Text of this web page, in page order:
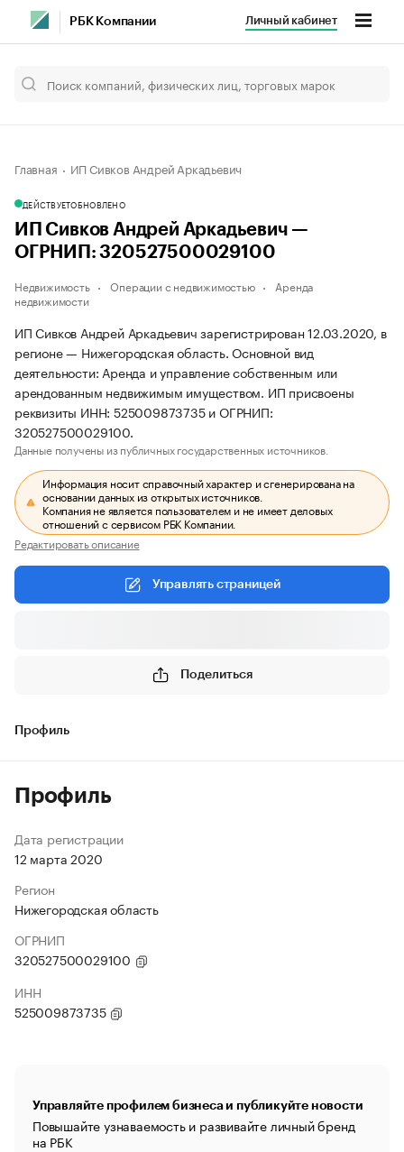
РБК Компании Личный кабинет
Главная ИП Сивков Андрей Аркадьевич
ДЕЙСТВУЕТОБНОВЛЕНО
ИП Сивков Андрей Аркадьевич —
ОГРНИП: 320527500029100
Недвижимость Операции с недвижимостью
Аренда
недвижимости
ИП Сивков Андрей Аркадьевич зарегистрирован 12.03.2020, в
регионе — Нижегородская область. Основной вид
деятельности: Аренда и управление собственным или
арендованным недвижимым имуществом. ИП присвоены
реквизиты ИНН: 525009873735 и ОГРНИП:
320527500029100.
Данные получены из публичных государственных источников.
Информация носит справочный характер и сгенерирована на
основании данных из открытых источников.
Компания не является пользователем и не имеет деловых
отношений с сервисом РБК Компании.
Редактировать описание
Управлять страницей
Поделиться
Профиль
Профиль
Дата регистрации
12 марта 2020
Регион
Нижегородская область
ОГРНИП
320527500029100
ИНН
525009873735
Управляйте профилем бизнеса и публикуйте новости
Повышайте узнаваемость и развивайте личный бренд
на РБК